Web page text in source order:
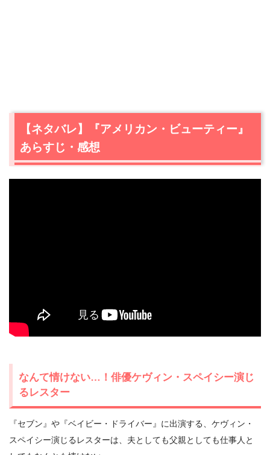
【ネタバレ】『アメリカン・ビューティー』
あらすじ・感想
なんて情けない…！俳優ケヴィン・スペイシー演じ
るレスター
『セブン』や『ベイビー・ドライバー』に出演する、ケヴィン・
スペイシー演じるレスターは、夫としても父親としても仕事人と